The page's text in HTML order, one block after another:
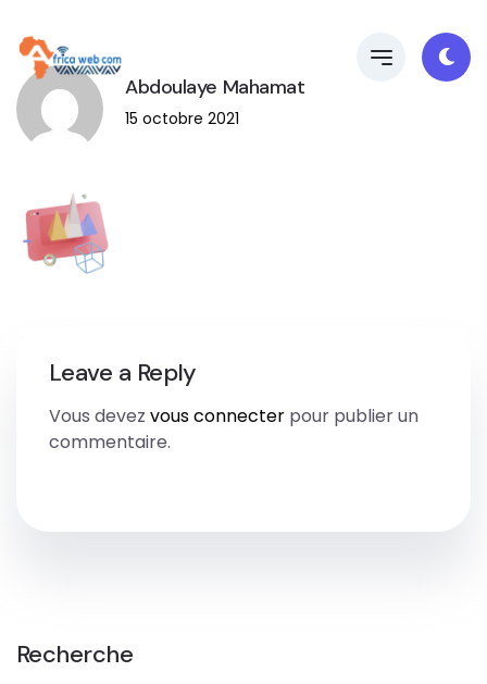
Abdoulaye Mahamat
15 octobre 2021
Leave a Reply
Vous devez vous connecter pour publier un
commentaire.
Recherche